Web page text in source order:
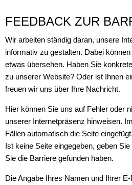
Feedback
FEEDBACK ZUR
Wir arbeiten ständig daran, unsere
informativ zu gestalten. Dabei
etwas übersehen. Haben Sie
zu unserer Website? Oder ist Ihnen
freuen wir uns über Ihre Nachricht.
Hier können Sie uns auf Fehler oder
unserer Internetpräsenz hinweisen.
Fällen automatisch die Seite
Ist keine Seite eingegeben, geben
Sie die Barriere gefunden haben.
Die Angabe Ihres Namen und Ihrer